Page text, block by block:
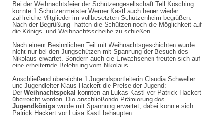
Bei der Weihnachtsfeier der Schützengesellschaft Tell Kösching
konnte 1.Schützenmeister Werner Kastl auch heuer wieder
zahlreiche Mitglieder im vollbesetzten Schützenheim begrüßen.
Nach der Begrüßung hatten die Schützen noch die Möglichkeit auf
die Königs- und Weihnachtsscheibe zu schießen.
Nach einem Besinnlichen Teil mit Weihnachtsgeschichten wurde
nicht nur bei den Jungschützen mit Spannung der Besuch des
Nikolaus erwartet. Sondern auch die Erwachsenen freuten sich auf
eine erheiternde Belehrung vom Nikolaus.
Anschließend übereichte 1.Jugendsportleiterin Claudia Schweller
und Jugendleiter Klaus Hackert die Preise der Jugend:
Der Weihnachtspokal
konnten an Lukas Kastl vor Patrick Hackert
überreicht werden.
Die anschließende Prämierung des
Jugendkönigs wurde mit Spannung erwartet, dabei konnte sich
Patrick Hackert vor Luisa Kastl behaupten.